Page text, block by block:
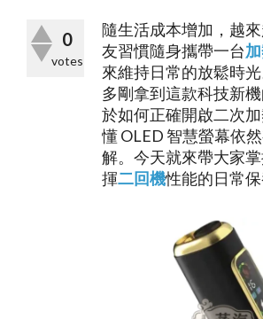
0
votes
隨生活成本增加，越
友習慣隨身攜帶一台
來維持日常的放鬆時
多剛拿到這款科技新
於如何正確開啟二次
懂 OLED 智慧螢幕依
解。今天就來帶大家掌
揮二回機性能的日常保